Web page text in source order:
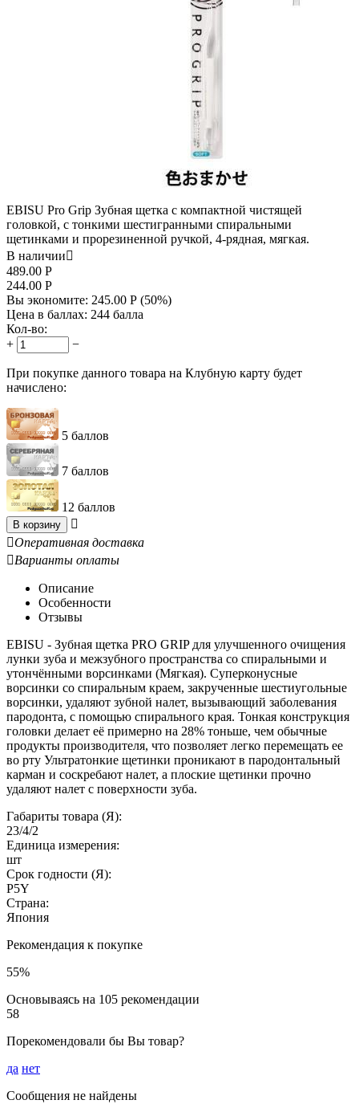
EBISU Pro Grip Зубная щетка с компактной чистящей
головкой, с тонкими шестигранными спиральными
щетинками и прорезиненной ручкой, 4-рядная, мягкая.
В наличии
489.00 Р
244.00 Р
Вы экономите: 245.00 Р (50%)
Цена в баллах: 244 балла
Кол-во:
+
−
При покупке данного товара на Клубную карту будет
начислено:
5 баллов
7 баллов
12 баллов
В корзину

Оперативная доставка
Варианты оплаты
Описание
Особенности
Отзывы
EBISU - Зубная щетка PRO GRIP для улучшенного очищения
лунки зуба и межзубного пространства со спиральными и
утончёнными ворсинками (Мягкая). Суперконусные
ворсинки со спиральным краем, закрученные шестиугольные
ворсинки, удаляют зубной налет, вызывающий заболевания
пародонта, с помощью спирального края. Тонкая конструкция
головки делает её примерно на 28% тоньше, чем обычные
продукты производителя, что позволяет легко перемещать ее
во рту Ультратонкие щетинки проникают в пародонтальный
карман и соскребают налет, а плоские щетинки прочно
удаляют налет с поверхности зуба.
Габариты товара (Я):
23/4/2
Единица измерения:
шт
Срок годности (Я):
P5Y
Страна:
Япония
Рекомендация к покупке
55%
Основываясь на 105 рекомендации
58
Порекомендовали бы Вы товар?
да нет
Сообщения не найдены